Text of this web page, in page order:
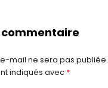
commentaire
mail ne sera pas publiée.
indiqués avec *